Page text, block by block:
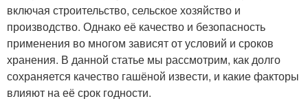
включая строительство, сельское хозяйство и
производство. Однако её качество и безопасность
применения во многом зависят от условий и сроков
хранения. В данной статье мы рассмотрим, как долго
сохраняется качество гашёной извести, и какие факторы
влияют на её срок годности.